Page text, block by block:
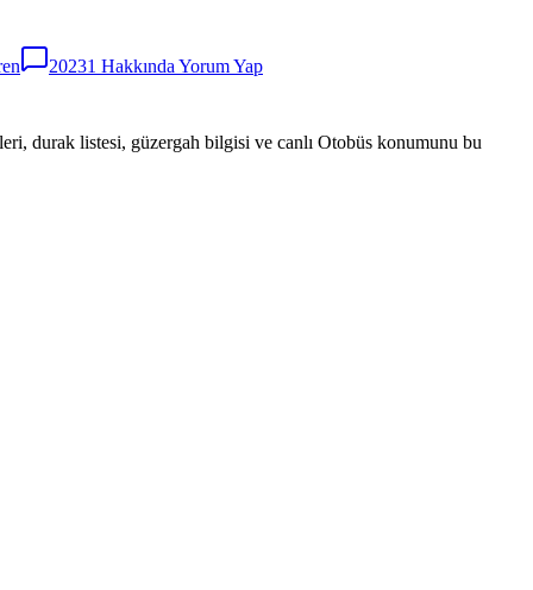
20231 Hakkında Yorum Yap
durak listesi, güzergah bilgisi ve canlı Otobüs konumunu bu